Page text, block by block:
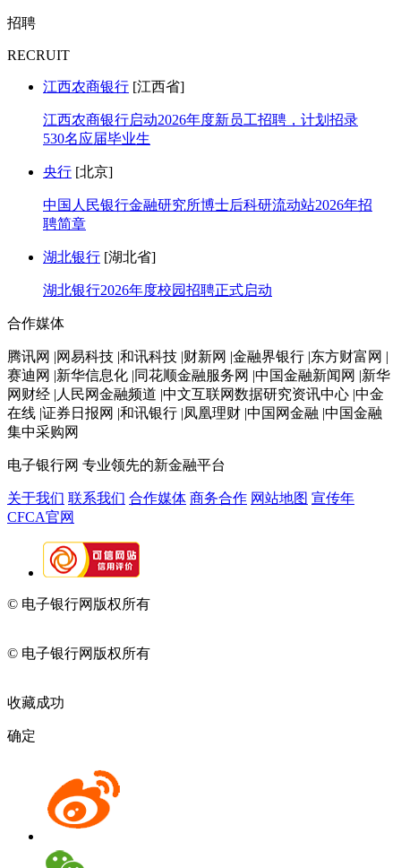
招聘
RECRUIT
江西农商银行 [江西省]
江西农商银行启动2026年度新员工招聘，计划招录
530名应届毕业生
央行 [北京]
中国人民银行金融研究所博士后科研流动站2026年招
聘简章
湖北银行 [湖北省]
湖北银行2026年度校园招聘正式启动
合作媒体
腾讯网 |网易科技 |和讯科技 |财新网 |金融界银行 |东方财富网 |
赛迪网 |新华信息化 |同花顺金融服务网 |中国金融新闻网 |新华
网财经 |人民网金融频道 |中文互联网数据研究资讯中心 |中金
在线 |证券日报网 |和讯银行 |凤凰理财 |中国网金融 |中国金融
集中采购网
电子银行网 专业领先的新金融平台
关于我们 联系我们 合作媒体 商务合作 网站地图 宣传年
CFCA官网
© 电子银行网版权所有
© 电子银行网版权所有
收藏成功
确定